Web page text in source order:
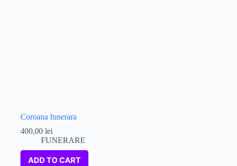
Coroana funerara
400,00 lei
FUNERARE
ADD TO CART